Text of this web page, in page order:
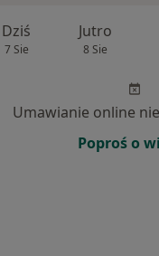
Dziś
7 Sie
Jutro
8 Sie
Umawianie online
Poproś o